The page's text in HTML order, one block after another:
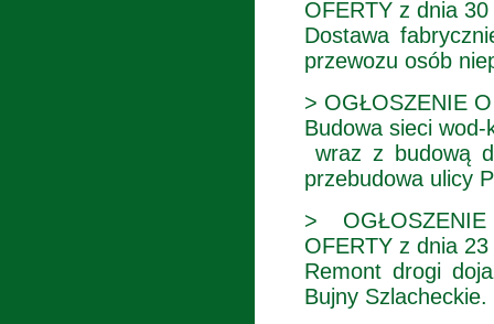
OFERTY z dnia
Dostawa
przewozu osób
> OGŁOSZENIE
Budowa sieci
wraz z budową
przebudowa ulicy
>
OFERTY z dnia
Remont drogi
Bujny Szlacheckie.